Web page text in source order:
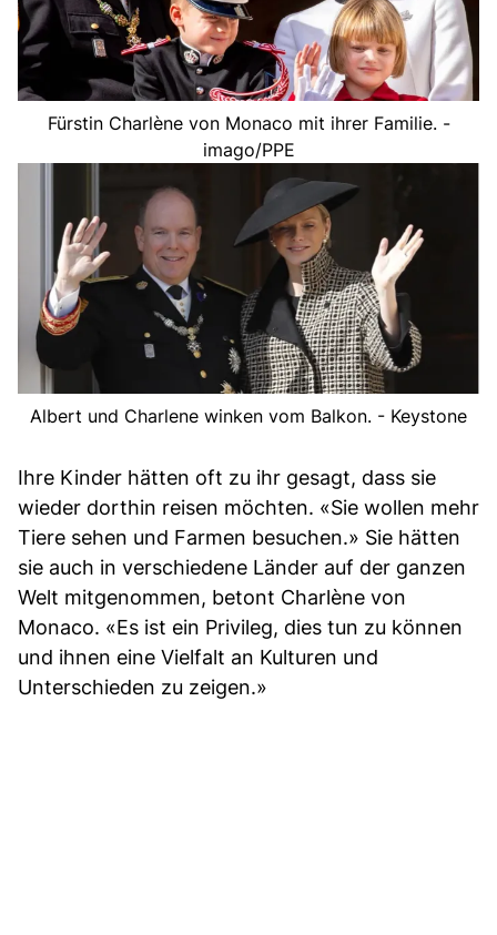
Fürstin Charlène von Monaco mit ihrer Familie. -
imago/PPE
Albert und Charlene winken vom Balkon. - Keystone
Ihre Kinder hätten oft zu ihr gesagt, dass sie
wieder dorthin reisen möchten. «Sie wollen mehr
Tiere sehen und Farmen besuchen.» Sie hätten
sie auch in verschiedene Länder auf der ganzen
Welt mitgenommen, betont Charlène von
Monaco. «Es ist ein Privileg, dies tun zu können
und ihnen eine Vielfalt an Kulturen und
Unterschieden zu zeigen.»